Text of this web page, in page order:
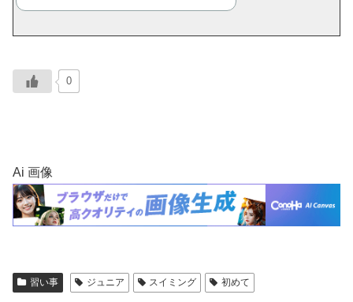
0
Ai 画像
習い事 ジュニア スイミング 初めて